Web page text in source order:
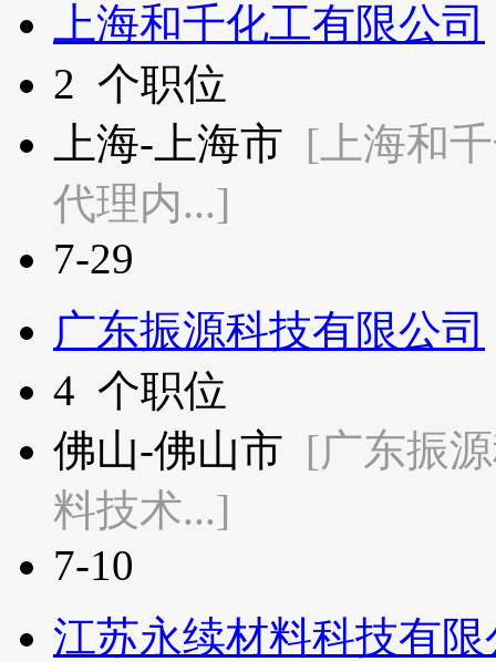
上海和千化工有限公司
2 个职位
上海-上海市 [上海和
代理内...]
7-29
广东振源科技有限公司
4 个职位
佛山-佛山市 [广东振
料技术...]
7-10
江苏永续材料科技有限